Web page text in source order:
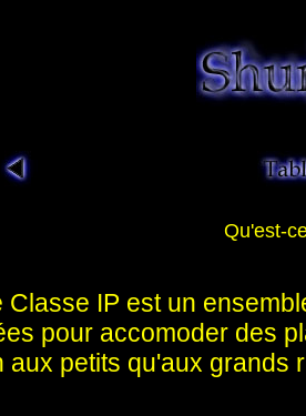
Qu'est-
Classe IP est un
pour accomoder des
aux petits qu'aux grands